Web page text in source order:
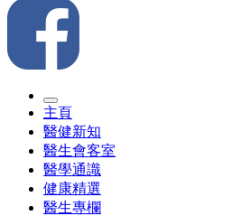
主頁
醫健新知
醫生會客室
醫學通識
健康精選
醫生專欄